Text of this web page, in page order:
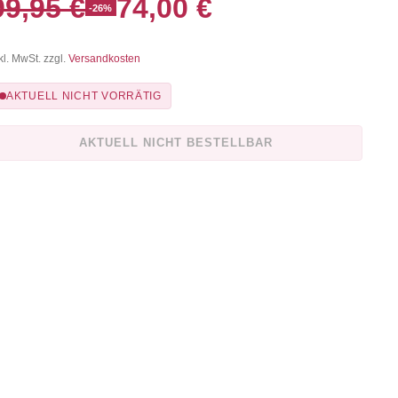
€ -26% 74,00 €
MwSt. zzgl. Versandkosten
AKTUELL NICHT VORRÄTIG
AKTUELL NICHT BESTELLBAR